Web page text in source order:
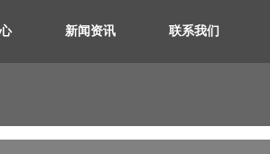
新闻资讯 联系我们